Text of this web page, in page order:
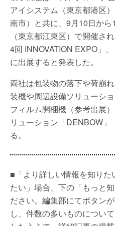
アイシステム（東京都港区
南市）と共に、9月10日から
（東京都江東区）で開催さ
4回 INNOVATION EXPO」
に出展すると発表した。
両社は包装物の落下や荷崩
装機や周辺設備ソリューシ
フィルム開梱機（参考出展
リューション「DENBOW
る。
■「より詳しい情報を知りた
たい」場合、下の「もっと
ださい。編集部にてボタン
し、件数の多いものについ